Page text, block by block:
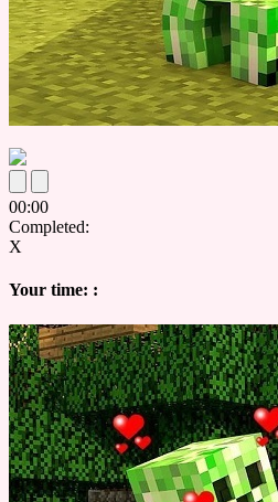
00:00
Completed:
X
Your time: :